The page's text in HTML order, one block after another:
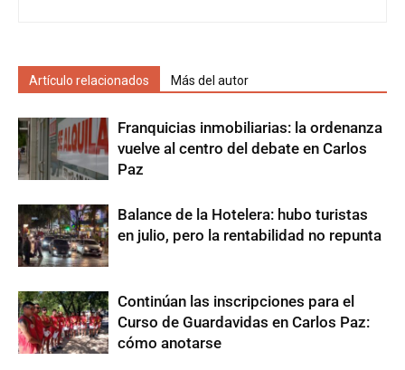
Artículo relacionados Más del autor
Franquicias inmobiliarias: la ordenanza
vuelve al centro del debate en Carlos
Paz
Balance de la Hotelera: hubo turistas
en julio, pero la rentabilidad no repunta
Continúan las inscripciones para el
Curso de Guardavidas en Carlos Paz:
cómo anotarse